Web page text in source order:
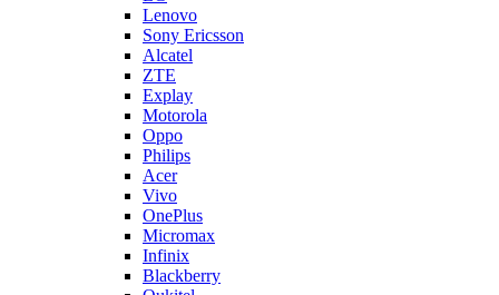
Lenovo
Sony Ericsson
Alcatel
ZTE
Explay
Motorola
Oppo
Philips
Acer
Vivo
OnePlus
Micromax
Infinix
Blackberry